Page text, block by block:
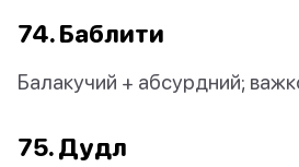
74. Баблити
Балакучий + абсурдний;
75. Дудл